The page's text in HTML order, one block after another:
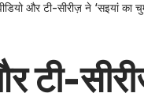
और टी-सीरीज़ ने ‘सइयां का
टी-